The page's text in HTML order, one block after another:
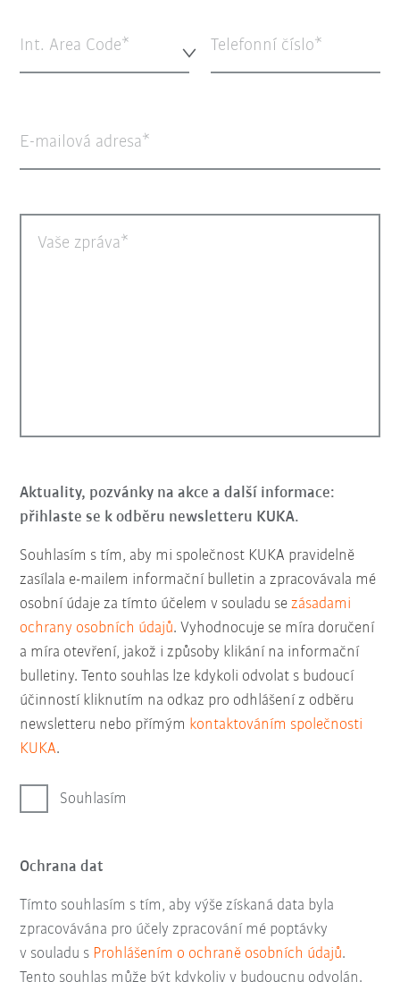
Int. Area Code* Telefonní číslo
E-mailová adresa
Vaše zpráva
Aktuality, pozvánky na akce a další informace:
přihlaste se k odběru newsletteru KUKA.
Souhlasím s tím, aby mi společnost KUKA pravidelně
zasílala e-mailem informační bulletin a zpracovávala mé
osobní údaje za tímto účelem v souladu sezásadami
ochrany osobních údajů. Vyhodnocuje se míra doručení
a míra otevření, jakož i způsoby klikání na informační
bulletiny. Tento souhlas lze kdykoli odvolat s budoucí
účinností kliknutím na odkaz pro odhlášení z odběru
newsletteru nebo přímým kontaktováním společnosti
KUKA.
Souhlasím
Ochrana dat
Tímto souhlasím s tím, aby výše získaná data byla
zpracovávána pro účely zpracování mé poptávky
v souladu s Prohlášením o ochraně osobních údajů.
Tento souhlas může být kdykoliv v budoucnu odvolán.